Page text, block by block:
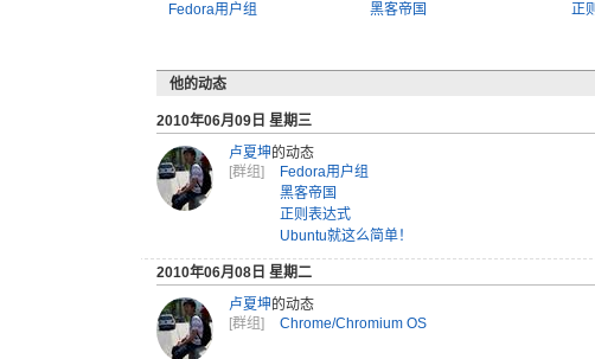
Fedora用户组 黑客帝国 正
他的动态
2010年06月09日 星期三
卢夏坤的动态
[群组]
Fedora用户组
黑客帝国
正则表达式
Ubuntu就这么简单！
2010年06月08日 星期二
卢夏坤的动态
[群组]
Chrome/Chromium OS